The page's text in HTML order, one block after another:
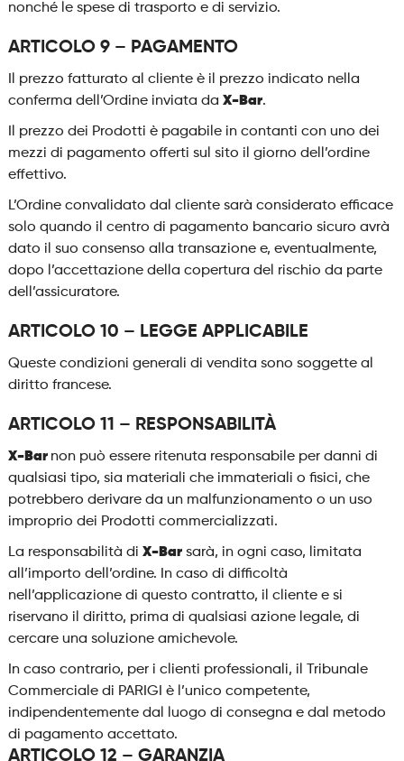
nonché le spese di trasporto e di servizio.
ARTICOLO 9 – PAGAMENTO
Il prezzo fatturato al cliente è il prezzo indicato nella
conferma dell’Ordine inviata da X-Bar.
Il prezzo dei Prodotti è pagabile in contanti con uno dei
mezzi di pagamento offerti sul sito il giorno dell’ordine
effettivo.
L’Ordine convalidato dal cliente sarà considerato efficace
solo quando il centro di pagamento bancario sicuro avrà
dato il suo consenso alla transazione e, eventualmente,
dopo l’accettazione della copertura del rischio da parte
dell’assicuratore.
ARTICOLO 10 – LEGGE APPLICABILE
Queste condizioni generali di vendita sono soggette al
diritto francese.
ARTICOLO 11 – RESPONSABILITÀ
X-Bar non può essere ritenuta responsabile per danni di
qualsiasi tipo, sia materiali che immateriali o fisici, che
potrebbero derivare da un malfunzionamento o un uso
improprio dei Prodotti commercializzati.
La responsabilità di X-Barsarà, in ogni caso, limitata
all’importo dell’ordine. In caso di difficoltà
nell’applicazione di questo contratto, il cliente e si
riservano il diritto, prima di qualsiasi azione legale, di
cercare una soluzione amichevole.
In caso contrario, per i clienti professionali, il Tribunale
Commerciale di PARIGI è l’unico competente,
indipendentemente dal luogo di consegna e dal metodo
di pagamento accettato.
ARTICOLO 12 – GARANZIA